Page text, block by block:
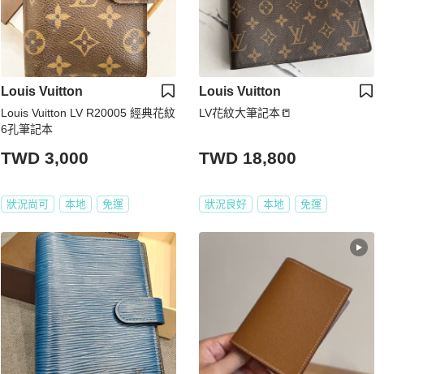
Louis Vuitton
Louis Vuitton LV R20005 經典花紋
6孔筆記本
TWD 3,000
狀況尚可 本地 免運
Louis Vuitton
LV花紋大筆記本📒
TWD 18,800
狀況良好 本地 免運